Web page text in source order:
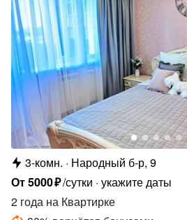
3-комн.
Народный б-р, 9
От5000₽/сутки укажите даты
2 года на Квартирке